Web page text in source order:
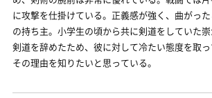
に攻撃を仕掛けている。正義感が強く、曲がっ
の持ち主。小学生の頃から共に剣道をしていた
剣道を辞めたため、彼に対して冷たい態度を取
その理由を知りたいと思っている。